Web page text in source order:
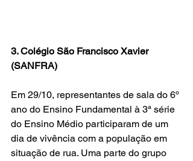
3. Colégio São Francisco Xavier
(SANFRA)
Em 29/10, representantes de sala do 6º
ano do Ensino Fundamental à 3ª série
do Ensino Médio participaram de um
dia de vivência com a população em
situação de rua. Uma parte do grupo